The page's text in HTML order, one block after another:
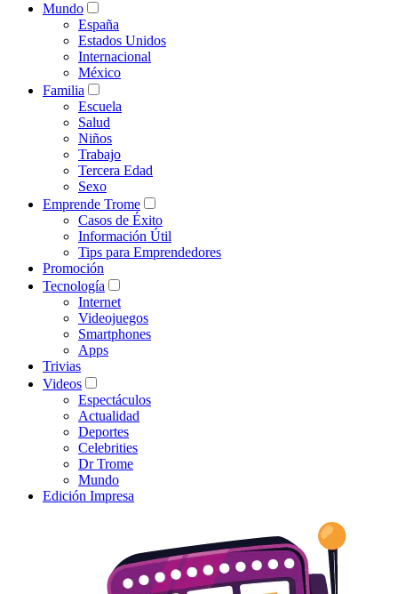
Mundo
España
Estados Unidos
Internacional
México
Familia
Escuela
Salud
Niños
Trabajo
Tercera Edad
Sexo
Emprende Trome
Casos de Éxito
Información Útil
Tips para Emprendedores
Promoción
Tecnología
Internet
Videojuegos
Smartphones
Apps
Trivias
Videos
Espectáculos
Actualidad
Deportes
Celebrities
Dr Trome
Mundo
Edición Impresa